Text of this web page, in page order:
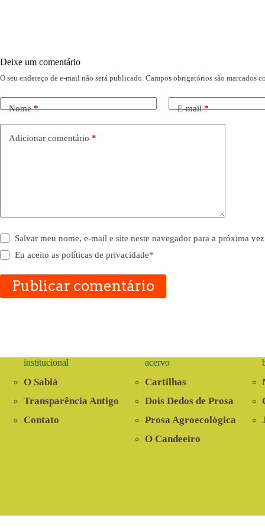
Deixe um comentário
O seu endereço de e-mail não será publicado. Campos obrigatórios são marcados
Nome* E-mail*
Adicionar comentário *
Salvar meu nome, e-mail e site neste navegador para a próxima
Eu aceito aspolíticas de privacidade*
Publicar comentário
institucional
O Sabiá
Transparência Antigo
Contato
acervo
Cartilhas
Dois Dedos de Prosa
Prosa Agroecológica
O Candeeiro